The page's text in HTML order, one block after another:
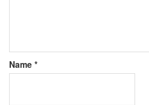
Name *